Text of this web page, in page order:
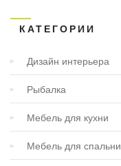
КАТЕГОРИИ
Дизайн интерьера
Рыбалка
Мебель для кухни
Мебель для спальни